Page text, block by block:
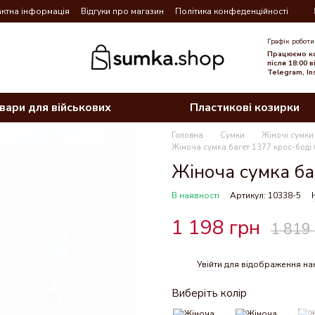
інформація Відгуки про магазин Політика конфеденційності
Графік
Працюємо
після 18:00
Telegram,
для військових Пластикові козирки
Головна Сумки
Жіночі сумки
Жіноча сумка багет 1377 крос-боді
Жіноча сумка
В наявності Артикул: 10338-5
1 198 грн 1 819
Увійти для відображення
Виберіть колір